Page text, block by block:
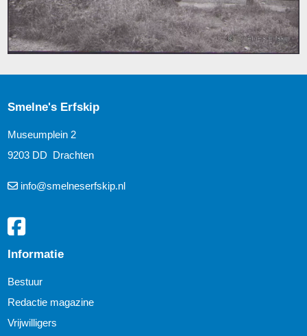
Smelne's Erfskip
Museumplein 2
9203 DD Drachten
info@smelneserfskip.nl
Informatie
Bestuur
Redactie magazine
Vrijwilligers